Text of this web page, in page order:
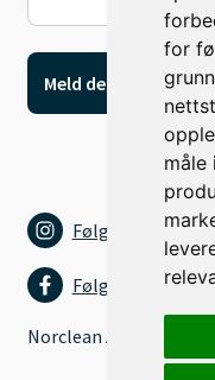
for
måle
Følg oss på
Følg oss på
Norclean AS